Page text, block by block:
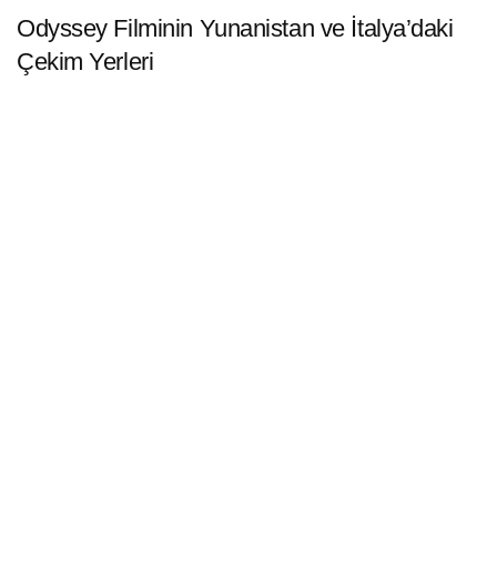
Odyssey Filminin Yunanistan ve İtalya’daki
Çekim Yerleri